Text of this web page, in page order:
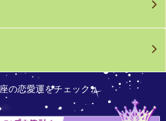
の恋愛運をチェック♬